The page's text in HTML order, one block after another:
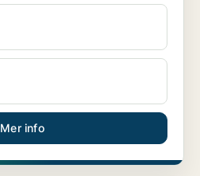
Mer info